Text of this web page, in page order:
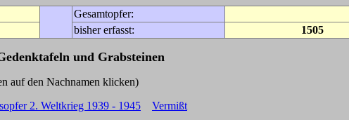
Gesamtopfer:
bisher erfasst: 1505
und Grabsteinen
Nachnamen klicken)
2. Weltkrieg 1939 - 1945
Vermißt